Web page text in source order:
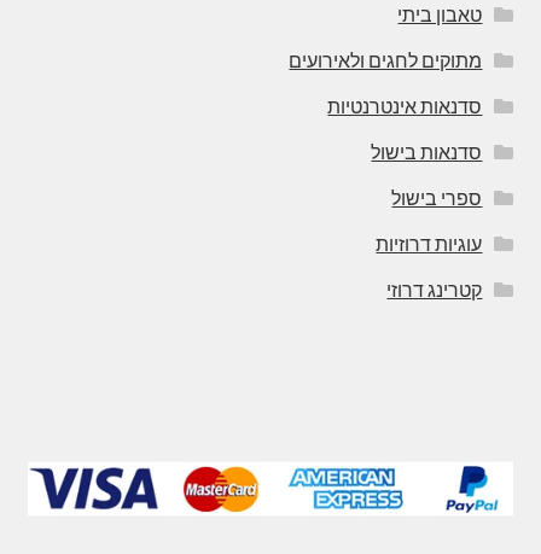
טאבון ביתי
מתוקים לחגים ולאירועים
סדנאות אינטרנטיות
סדנאות בישול
ספרי בישול
עוגיות דרוזיות
קטרינג דרוזי